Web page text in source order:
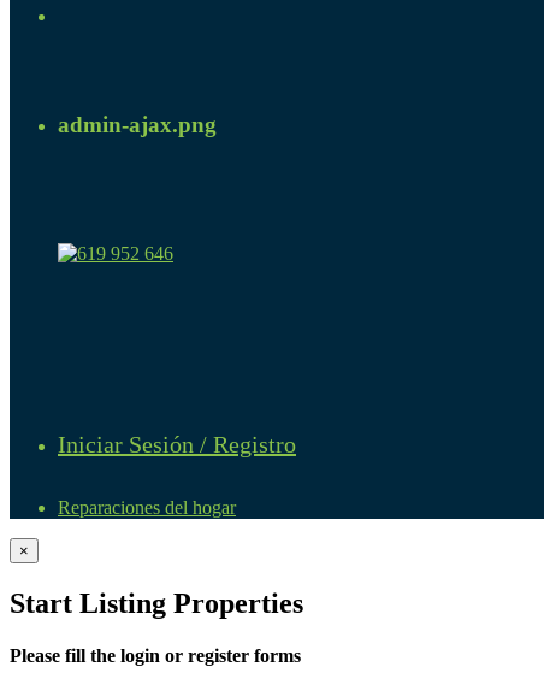
admin-ajax.png
Iniciar Sesión / Registro
Reparaciones del hogar
×
Start Listing Properties
Please fill the login or register forms